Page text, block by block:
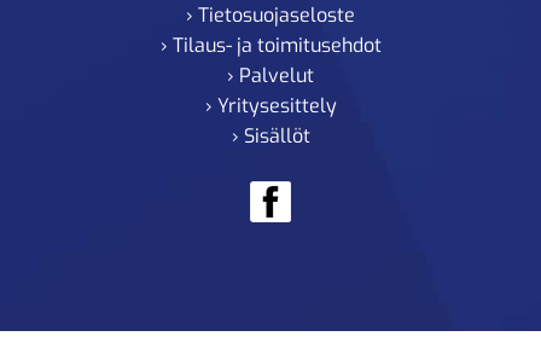
› Tietosuojaseloste
› Tilaus- ja toimitusehdot
› Palvelut
› Yritysesittely
› Sisällöt